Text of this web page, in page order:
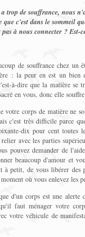
trop de souffrance, nous
que c'est dans le sommeil
à nous connecter ? Est-
de souffrance chez un
: la peur en est un
à-dire que la matière se
en vous, donc elle
votre corps de matière ne
c'est très difficile parce
dix pour cent toutes
avec les parties
pouvez demander de
beaucoup d'amour et
à petit, de vous libérer
où vous enlevez les
d'un corps est une
faut ménager votre
votre véhicule de